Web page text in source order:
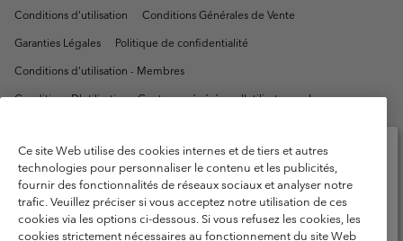
Conditions d'utilisation
Conditions Générales de Vente
Garanties Légales
Politique de confidentialité
Conditions d'utilisation - Membres
Conditions D'utilisation - Contenu généré par l'utilisateur
Impressum
Service client: Lun - Sam de 9h à 13h et de 14h à 18h
(+)33159500000
Ce site Web utilise des cookies internes et de tiers et autres
technologies pour personnaliser le contenu et les publicités,
fournir des fonctionnalités de réseaux sociaux et analyser notre
trafic. Veuillez préciser si vous acceptez notre utilisation de ces
cookies via les options ci-dessous. Si vous refusez les cookies, les
cookies strictement nécessaires au fonctionnement du site Web
Veuillez sélectionner votre pays d’expédition et
votre langue
Achats en ligne disponibles